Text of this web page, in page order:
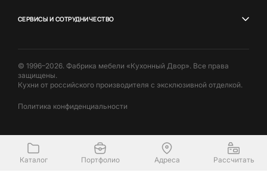
СЕРВИСЫ И СОТРУДНИЧЕСТВО
© 1996–2026. Фабрика мебели «Кухонный Двор». Все права
защищены.
Кухни от российского производителя с эксклюзивной отделкой.
Политика конфиденциальности
Каталог Портфолио Адреса Рассчитать